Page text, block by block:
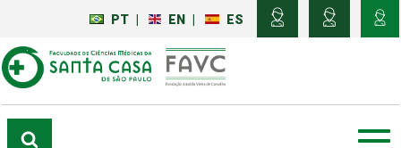
PT EN ES